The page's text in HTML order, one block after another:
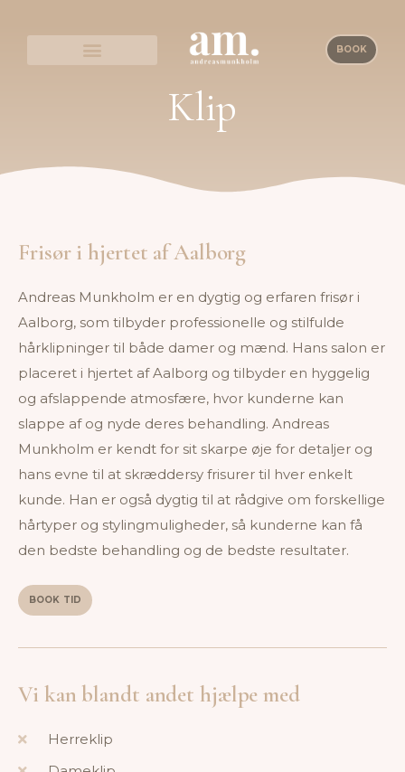
BOOK
Klip
Frisør i hjertet af Aalborg
Andreas Munkholm er en dygtig og erfaren frisør i
Aalborg, som tilbyder professionelle og stilfulde
hårklipninger til både damer og mænd. Hans salon er
placeret i hjertet af Aalborg og tilbyder en hyggelig
og afslappende atmosfære, hvor kunderne kan
slappe af og nyde deres behandling. Andreas
Munkholm er kendt for sit skarpe øje for detaljer og
hans evne til at skræddersy frisurer til hver enkelt
kunde. Han er også dygtig til at rådgive om forskellige
hårtyper og stylingmuligheder, så kunderne kan få
den bedste behandling og de bedste resultater.
BOOK TID
Vi kan blandt andet hjælpe med
Herreklip